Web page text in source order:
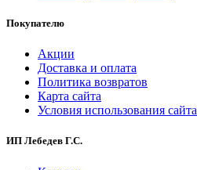
Покупателю
Акции
Доставка и оплата
Политика возвратов
Карта сайта
Условия использования сайта
ИП Лебедев Г.С.